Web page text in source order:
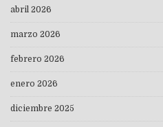
abril 2026
marzo 2026
febrero 2026
enero 2026
diciembre 2025